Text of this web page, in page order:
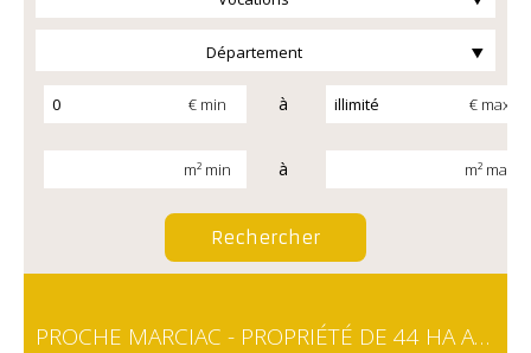
Département
€ min à € max
m² min à m² max
PROCHE MARCIAC - PROPRIÉTÉ DE 44 HA AVEC 2 LACS D'IRRIGATION